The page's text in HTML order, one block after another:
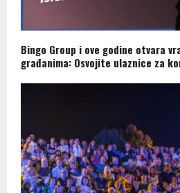
Bingo Group i ove godine otvara
građanima: Osvojite ulaznice za